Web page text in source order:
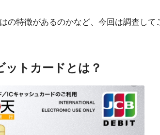
の特徴があるのかなど、今回は調査して
ットカードとは？